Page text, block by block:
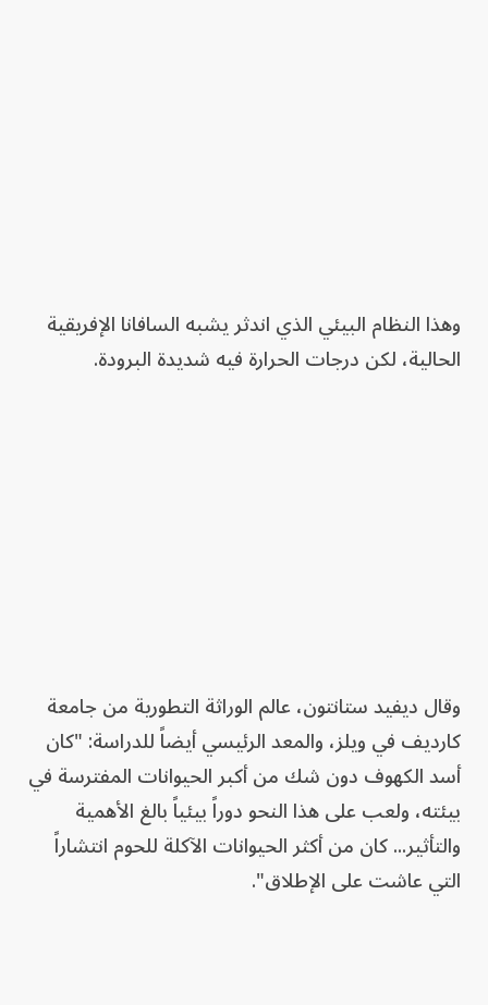
وهذا النظام البيئي الذي اندثر يشبه السافانا الإفريقية
الحالية، لكن درجات الحرارة فيه شديدة البرودة.
وقال ديفيد ستانتون، عالم الوراثة التطورية من جامعة
كارديف في ويلز، والمعد الرئيسي أيضاً للدراسة: "كان
أسد الكهوف دون شك من أكبر الحيوانات المفترسة في
بيئته، ولعب على هذا النحو دوراً بيئياً بالغ الأهمية
والتأثير... كان من أكثر الحيوانات الآكلة للحوم انتشاراً
التي عاشت على الإطلاق".